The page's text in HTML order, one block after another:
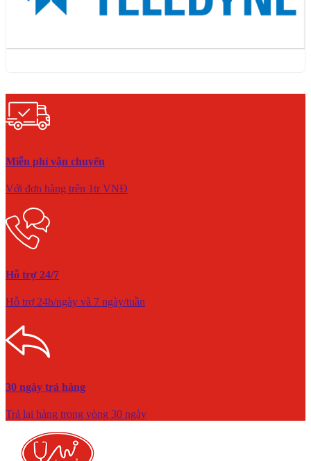
Miễn phí vận chuyển
Với đơn hàng trên 1tr VNĐ
Hỗ trợ 24/7
Hỗ trợ 24h/ngày và 7 ngày/tuần
30 ngày trả hàng
Trả lại hàng trong vòng 30 ngày